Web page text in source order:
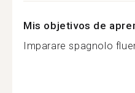
Mis objetivos de
Imparare spagnolo